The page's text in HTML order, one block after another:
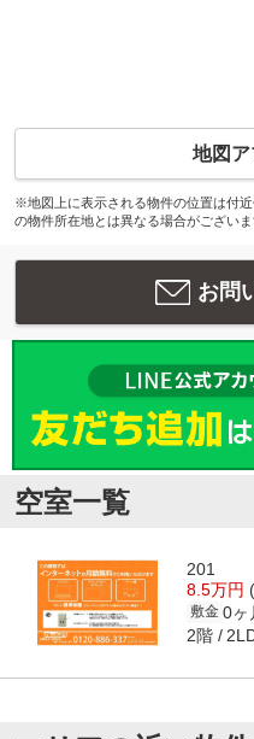
地図ア
※地図上に表示される物件の位置は付
の物件所在地とは異なる場合がございま
お問
空室一覧
201
8.5万円
敷金 0ヶ
2階